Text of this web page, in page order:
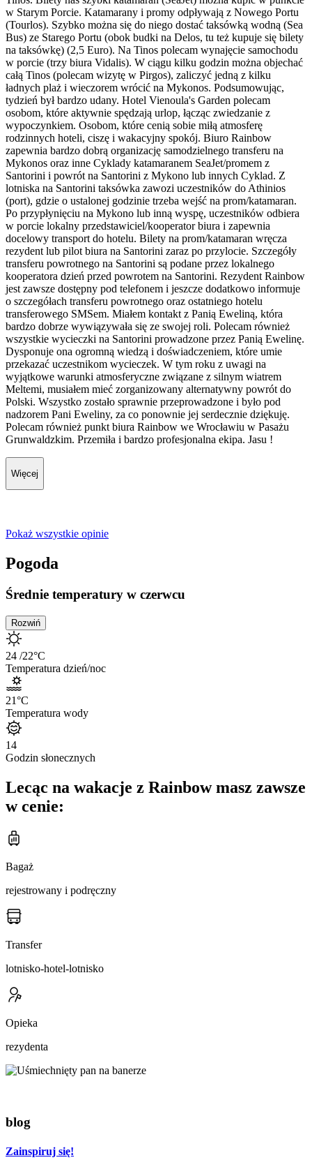
w Starym Porcie. Katamarany i promy odpływają z Nowego Portu
(Tourlos). Szybko można się do niego dostać taksówką wodną (Sea
Bus) ze Starego Portu (obok budki na Delos, tu też kupuje się bilety
na taksówkę) (2,5 Euro). Na Tinos polecam wynajęcie samochodu
w porcie (trzy biura Vidalis). W ciągu kilku godzin można objechać
całą Tinos (polecam wizytę w Pirgos), zaliczyć jedną z kilku
ładnych plaż i wieczorem wrócić na Mykonos. Podsumowując,
tydzień był bardzo udany. Hotel Vienoula's Garden polecam
osobom, które aktywnie spędzają urlop, łącząc zwiedzanie z
wypoczynkiem. Osobom, które cenią sobie miłą atmosferę
rodzinnych hoteli, ciszę i wakacyjny spokój. Biuro Rainbow
zapewnia bardzo dobrą organizację samodzielnego transferu na
Mykonos oraz inne Cyklady katamaranem SeaJet/promem z
Santorini i powrót na Santorini z Mykono lub innych Cyklad. Z
lotniska na Santorini taksówka zawozi uczestników do Athinios
(port), gdzie o ustalonej godzinie trzeba wejść na prom/katamaran.
Po przypłynięciu na Mykono lub inną wyspę, uczestników odbiera
w porcie lokalny przedstawiciel/kooperator biura i zapewnia
docelowy transport do hotelu. Bilety na prom/katamaran wręcza
rezydent lub pilot biura na Santorini zaraz po przylocie. Szczegóły
transferu powrotnego na Santorini są podane przez lokalnego
kooperatora dzień przed powrotem na Santorini. Rezydent Rainbow
jest zawsze dostępny pod telefonem i jeszcze dodatkowo informuje
o szczegółach transferu powrotnego oraz ostatniego hotelu
transferowego SMSem. Miałem kontakt z Panią Eweliną, która
bardzo dobrze wywiązywała się ze swojej roli. Polecam również
wszystkie wycieczki na Santorini prowadzone przez Panią Ewelinę.
Dysponuje ona ogromną wiedzą i doświadczeniem, które umie
przekazać uczestnikom wycieczek. W tym roku z uwagi na
wyjątkowe warunki atmosferyczne związane z silnym wiatrem
Meltemi, musiałem mieć zorganizowany alternatywny powrót do
Polski. Wszystko zostało sprawnie przeprowadzone i było pod
nadzorem Pani Eweliny, za co ponownie jej serdecznie dziękuję.
Polecam również punkt biura Rainbow we Wrocławiu w Pasażu
Grunwaldzkim. Przemiła i bardzo profesjonalna ekipa. Jasu !
Więcej
Pokaż wszystkie opinie
Pogoda
Średnie temperatury w czerwcu
Rozwiń
24 /22°C
Temperatura dzień/noc
21°C
Temperatura wody
14
Godzin słonecznych
Lecąc na wakacje z Rainbow masz zawsze
w cenie:
Bagaż
rejestrowany i podręczny
Transfer
lotnisko-hotel-lotnisko
Opieka
rezydenta
blog
Zainspiruj się!